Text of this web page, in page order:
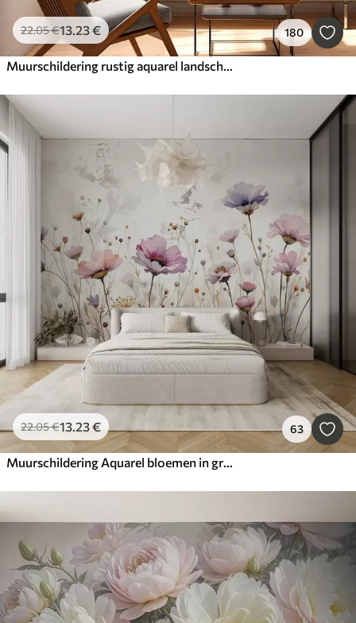
22.05€13.23€ 180
Muurschildering rustig aquarel landschap met een meer en een bloeiende boom
22.05€13.23€ 63
Muurschildering Aquarel bloemen in grunge stijl